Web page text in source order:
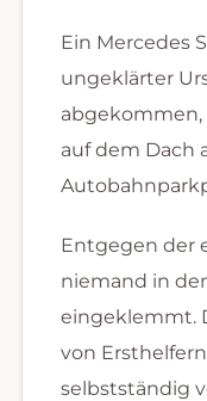
Ein Mercedes
ungeklärter
auf dem Dach
Entgegen der
niemand in
eingeklemmt.
von
selbstständig